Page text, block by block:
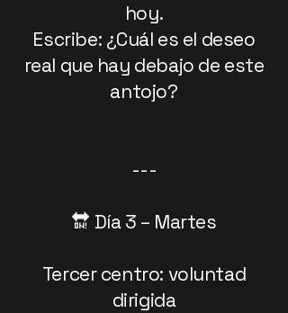
hoy.
Escribe: ¿Cuál es el deseo
real que hay debajo de este
antojo?
---
🔛 Día 3 – Martes
Tercer centro: voluntad
dirigida